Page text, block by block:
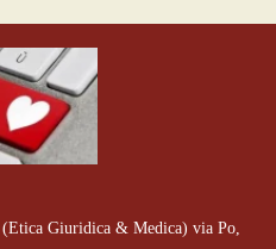
Giuridica & Medica) via Po,